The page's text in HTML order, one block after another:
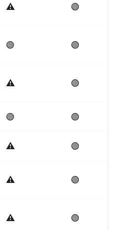
⚠️ 🟢
🟢 🟢
⚠️ 🟢
🟢 🟢
⚠️ 🟢
⚠️ 🟢
⚠️ 🟢